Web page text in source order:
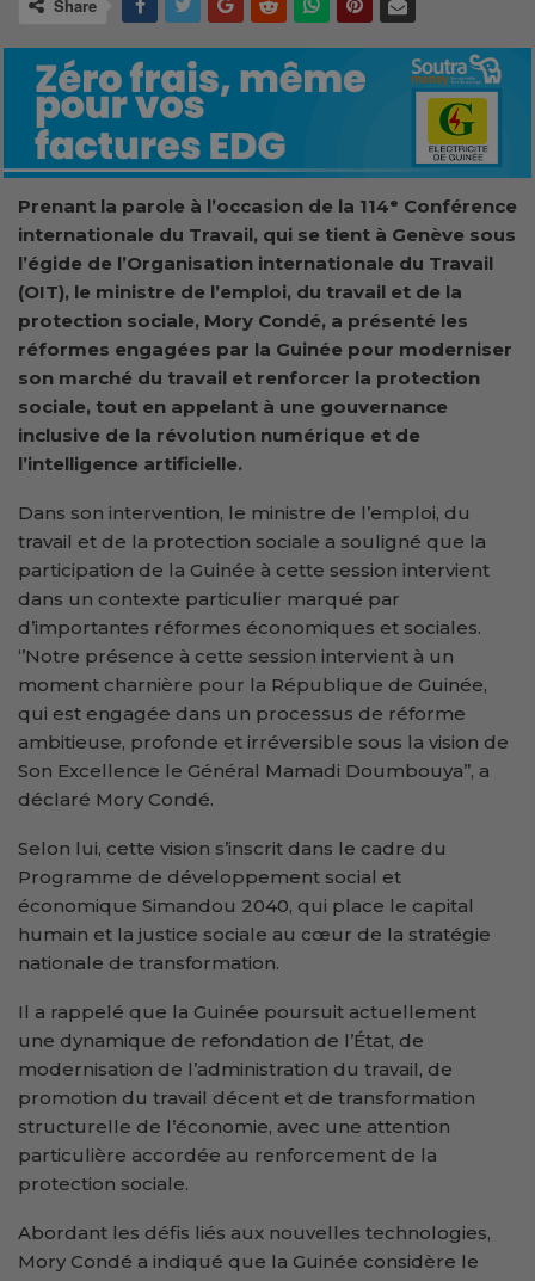
Share
Prenant la parole à l’occasion de la 114ᵉ Conférence
internationale du Travail, qui se tient à Genève sous
l’égide de l’Organisation internationale du Travail
(OIT), le ministre de l’emploi, du travail et de la
protection sociale, Mory Condé, a présenté les
réformes engagées par la Guinée pour moderniser
son marché du travail et renforcer la protection
sociale, tout en appelant à une gouvernance
inclusive de la révolution numérique et de
l’intelligence artificielle.
Dans son intervention, le ministre de l’emploi, du
travail et de la protection sociale a souligné que la
participation de la Guinée à cette session intervient
dans un contexte particulier marqué par
d’importantes réformes économiques et sociales.
‘’Notre présence à cette session intervient à un
moment charnière pour la République de Guinée,
qui est engagée dans un processus de réforme
ambitieuse, profonde et irréversible sous la vision de
Son Excellence le Général Mamadi Doumbouya’’, a
déclaré Mory Condé.
Selon lui, cette vision s’inscrit dans le cadre du
Programme de développement social et
économique Simandou 2040, qui place le capital
humain et la justice sociale au cœur de la stratégie
nationale de transformation.
Il a rappelé que la Guinée poursuit actuellement
une dynamique de refondation de l’État, de
modernisation de l’administration du travail, de
promotion du travail décent et de transformation
structurelle de l’économie, avec une attention
particulière accordée au renforcement de la
protection sociale.
Abordant les défis liés aux nouvelles technologies,
Mory Condé a indiqué que la Guinée considère le